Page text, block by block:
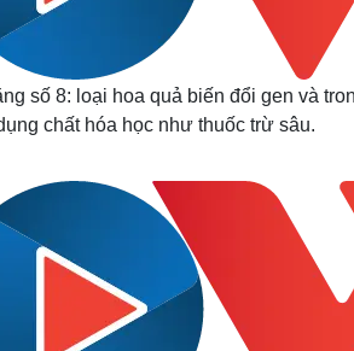
số 8: loại hoa quả biến đổi gen và
chất hóa học như thuốc trừ sâu.